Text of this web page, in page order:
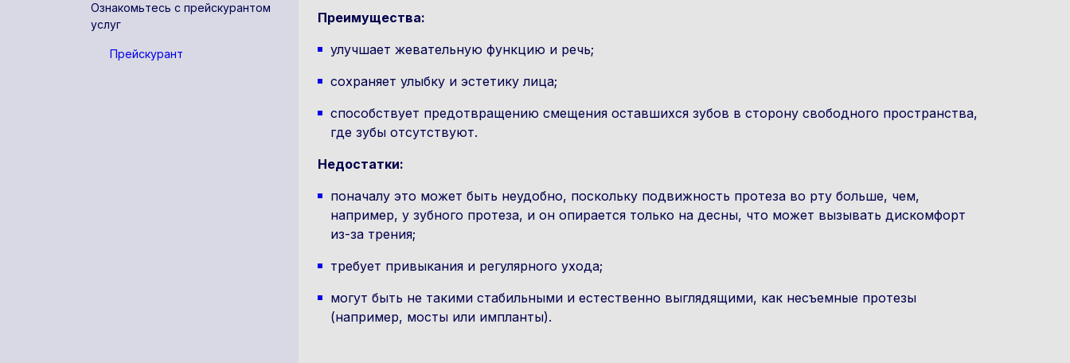
Ознакомьтесь с прейскурантом
услуг
Прейскурант
Преимущества:
улучшает жевательную функцию и речь;
сохраняет улыбку и эстетику лица;
способствует предотвращению смещения оставшихся зубов в сторону свободного пространства,
где зубы отсутствуют.
Недостатки:
поначалу это может быть неудобно, поскольку подвижность протеза во рту больше, чем,
например, у зубного протеза, и он опирается только на десны, что может вызывать дискомфорт
из-за трения;
требует привыкания и регулярного ухода;
могут быть не такими стабильными и естественно выглядящими, как несъемные протезы
(например, мосты или импланты).